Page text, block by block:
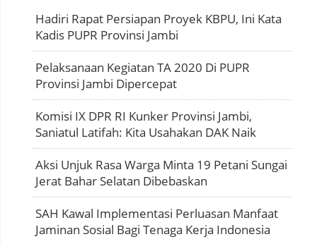
Hadiri Rapat Persiapan Proyek KBPU, Ini Kata
Kadis PUPR Provinsi Jambi
Pelaksanaan Kegiatan TA 2020 Di PUPR
Provinsi Jambi Dipercepat
Komisi IX DPR RI Kunker Provinsi Jambi,
Saniatul Latifah: Kita Usahakan DAK Naik
Aksi Unjuk Rasa Warga Minta 19 Petani Sungai
Jerat Bahar Selatan Dibebaskan
SAH Kawal Implementasi Perluasan Manfaat
Jaminan Sosial Bagi Tenaga Kerja Indonesia